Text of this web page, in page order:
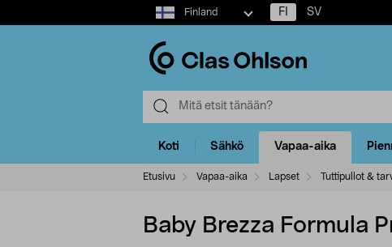
Select
market
Finland FI SV
Koti Sähkö Vapaa-aika
Etusivu Vapaa-aika Lapset Tuttipullot &
Baby Brezza Formula